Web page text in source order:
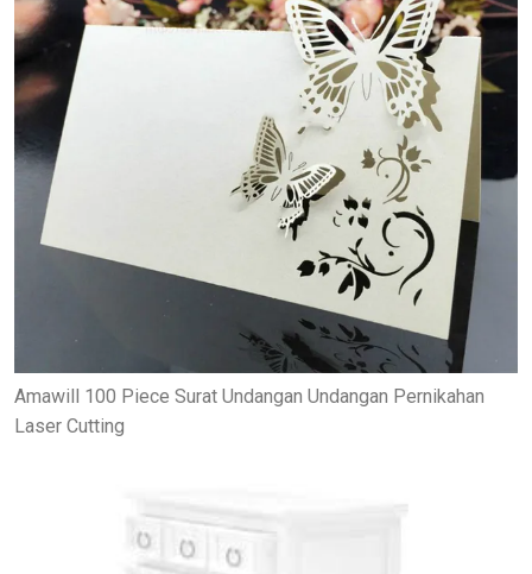
Amawill 100 Piece Surat Undangan Undangan Pernikahan
Laser Cutting